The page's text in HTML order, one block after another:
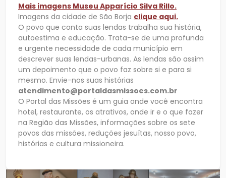
Mais imagens Museu Apparício Silva Rillo.
Imagens da cidade de São Borja clique aqui.
O povo que conta suas lendas trabalha sua história,
autoestima e educação. Trata-se de uma profunda
e urgente necessidade de cada município em
descrever suas lendas-urbanas. As lendas são assim
um depoimento que o povo faz sobre si e para si
mesmo. Envie-nos suas histórias
atendimento@portaldasmissoes.com.br
O Portal das Missões é um guia onde você encontra
hotel, restaurante, os atrativos, onde ir e o que fazer
na Região das Missões, informações sobre os sete
povos das missões, reduções jesuítas, nosso povo,
histórias e cultura missioneira.